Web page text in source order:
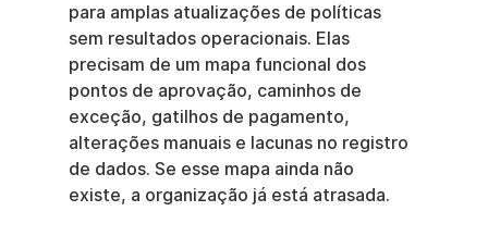
para amplas atualizações de políticas
sem resultados operacionais. Elas
precisam de um mapa funcional dos
pontos de aprovação, caminhos de
exceção, gatilhos de pagamento,
alterações manuais e lacunas no registro
de dados. Se esse mapa ainda não
existe, a organização já está atrasada.